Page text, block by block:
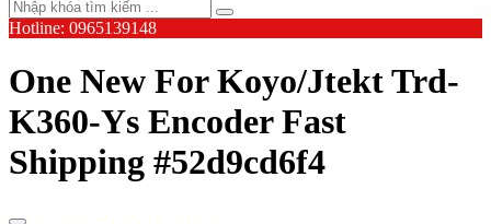
Hotline: 0965139148
One New For Koyo/Jtekt Trd-
K360-Ys Encoder Fast
Shipping #52d9cd6f4